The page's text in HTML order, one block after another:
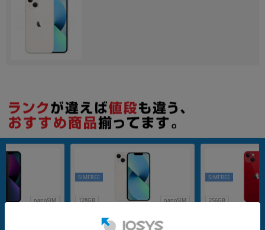
nanoSIM 128GB nanoSIM
SIMFREE
2631 (MLND3J/A) 128GB スターライ
256GB
SIMFREE